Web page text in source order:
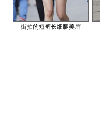
街拍的短裤长细腿美眉